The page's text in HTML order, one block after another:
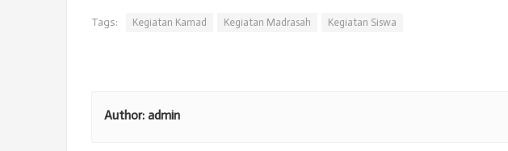
Tags: Kegiatan Kamad Kegiatan Madrasah Kegiatan Siswa
Author: admin